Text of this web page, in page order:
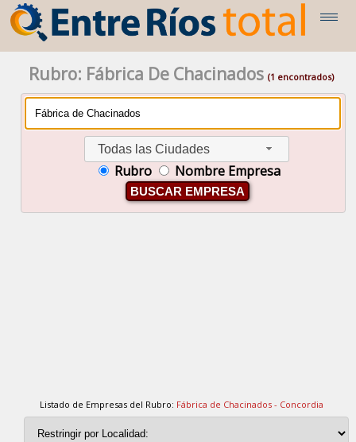
Rubro: Fábrica De Chacinados(1 encontrados)
Todas las Ciudades
Rubro Nombre Empresa
BUSCAR EMPRESA
Listado de Empresas del Rubro: Fábrica de Chacinados - Concordia